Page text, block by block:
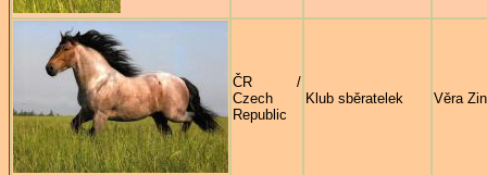
ČR /
Czech
Republic
Klub sběratelek Věra